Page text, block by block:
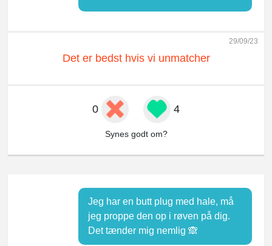
29/09/23
Det er bedst hvis vi unmatcher
0 4
Synes godt om?
Jeg har en butt plug med hale, må
jeg proppe den op i røven på dig.
Det tænder mig nemlig 🙈